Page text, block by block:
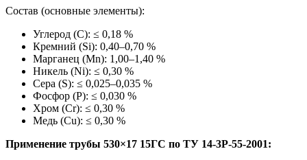
Состав (основные элементы):
Углерод (C): ≤ 0,18 %
Кремний (Si): 0,40–0,70 %
Марганец (Mn): 1,00–1,40 %
Никель (Ni): ≤ 0,30 %
Сера (S): ≤ 0,025–0,035 %
Фосфор (P): ≤ 0,030 %
Хром (Cr): ≤ 0,30 %
Медь (Cu): ≤ 0,30 %
Применение трубы 530×17 15ГС по ТУ 14-3Р-55-2001: